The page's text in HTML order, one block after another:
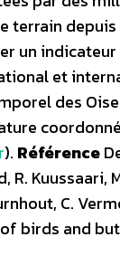
terrain
un
et
des
). Référence
Kuussaari,
C.
birds and